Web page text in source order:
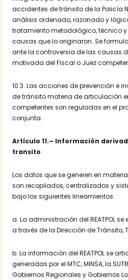
accidentes de tránsito de la Policía
análisis ordenado, razonado y
tratamiento metodológico, técnico
causas que lo originaron. Se
ante la controversia de las causas
motivada del Fiscal o Juez
10.3. Las acciones de prevención e
de tránsito materia de articulación
competentes son reguladas en el
conjunta.
Artículo 11.– Información
transito
Los datos que se generen en
son recopilados, centralizados y
bajo los siguientes lineamientos:
a. La administración del REATPOL
a través de la Dirección de Tránsito,
b. La información del REATPOL se
generadas por el MTC, MINSA, la
Gobiernos Regionales y Gobiernos